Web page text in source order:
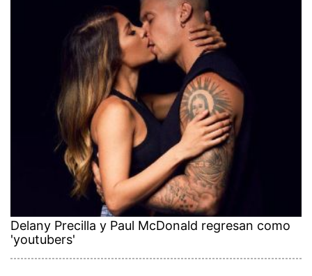
Delany Precilla y Paul McDonald regresan como
'youtubers'